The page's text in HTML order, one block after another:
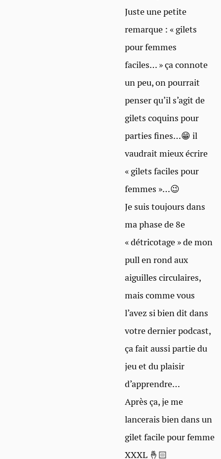
Juste une petite
remarque : « gilets
pour femmes
faciles… » ça connote
un peu, on pourrait
penser qu’il s’agit de
gilets coquins pour
parties fines…😁 il
vaudrait mieux écrire
« gilets faciles pour
femmes »…😉
Je suis toujours dans
ma phase de 8e
« détricotage » de mon
pull en rond aux
aiguilles circulaires,
mais comme vous
l’avez si bien dit dans
votre dernier podcast,
ça fait aussi partie du
jeu et du plaisir
d’apprendre…
Après ça, je me
lancerais bien dans un
gilet facile pour femme
XXXL 🤞🏻